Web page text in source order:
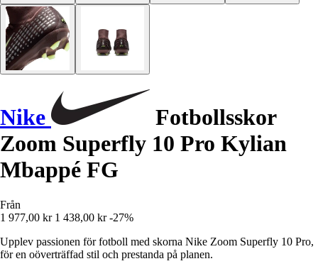
Nike
Fotbollsskor
Zoom Superfly 10 Pro Kylian
Mbappé FG
Från
1 977,00 kr 1 438,00 kr -27%
Upplev passionen för fotboll med skorna Nike Zoom Superfly 10 Pro,
för en oöverträffad stil och prestanda på planen.